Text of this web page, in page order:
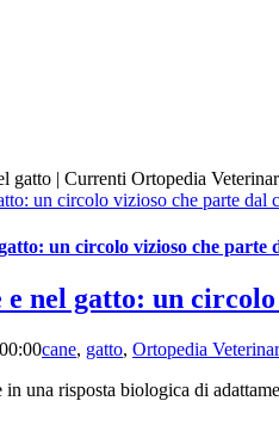
un circolo vizioso che parte dal
un circolo vizioso che parte
e nel gatto: un
cane, gatto, Ortopedia
in una risposta biologica di